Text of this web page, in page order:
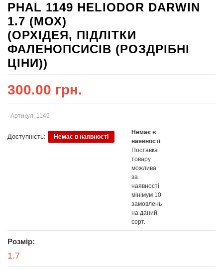
PHAL 1149 HELIODOR DARWIN
1.7 (МОХ)
(ОРХІДЕЯ, ПІДЛІТКИ
ФАЛЕНОПСИСІВ (РОЗДРІБНІ
ЦІНИ))
300.00 грн.
Артикул: 1149
Доступність: Немає в наявності
Немає в
наявності.
Поставка
товару
можлива
за
наявності
мінімум 10
замовлень
на даний
сорт.
Розмір:
1.7